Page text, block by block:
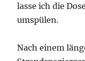
lasse ich die
umspülen.
Nach einem